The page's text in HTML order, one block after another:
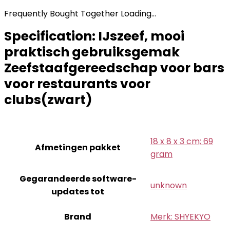
Frequently Bought Together Loading...
Specification: IJszeef, mooi
praktisch gebruiksgemak
Zeefstaafgereedschap voor bars
voor restaurants voor
clubs(zwart)
Afmetingen pakket
‎18 x 8 x 3 cm; 69
gram
Gegarandeerde software-
updates tot
‎unknown
Brand Merk: SHYEKYO